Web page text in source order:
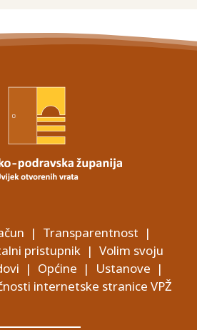
| Transparentnost |
pristupnik| Volim svoju
| Općine | Ustanove |
internetske stranice VPŽ